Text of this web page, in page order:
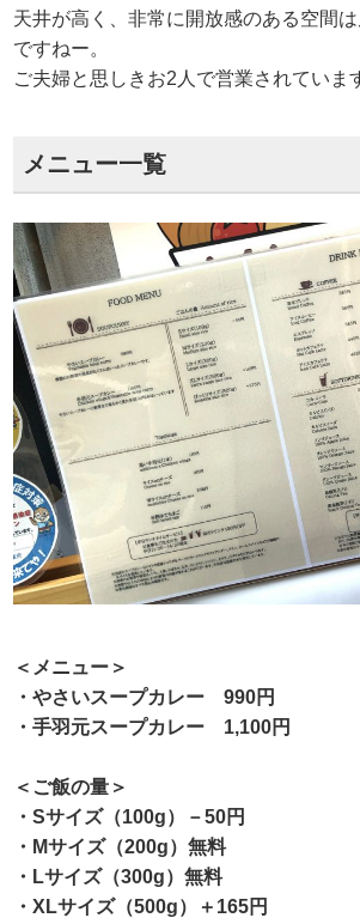
天井が高く、非常に開放感のある空間
ですねー。
ご夫婦と思しきお2人で営業されていま
メニュー一覧
＜メニュー＞
・やさいスープカレー 990円
・手羽元スープカレー 1,100円
＜ご飯の量＞
・Sサイズ（100g）－50円
・Mサイズ（200g）無料
・Lサイズ（300g）無料
・XLサイズ（500g）＋165円